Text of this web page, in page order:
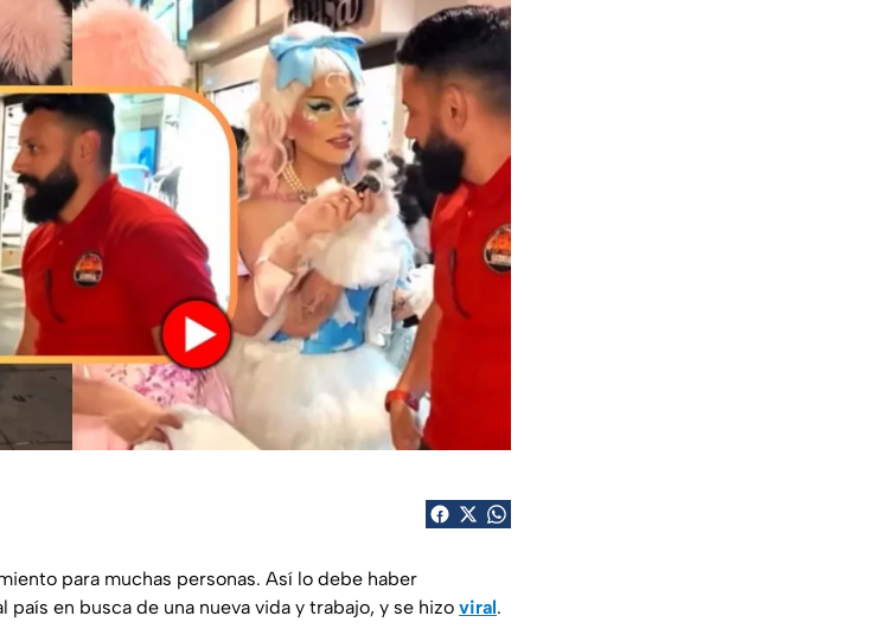
para muchas personas. Así lo debe haber
país en busca de una nueva vida y trabajo, y se hizo viral.